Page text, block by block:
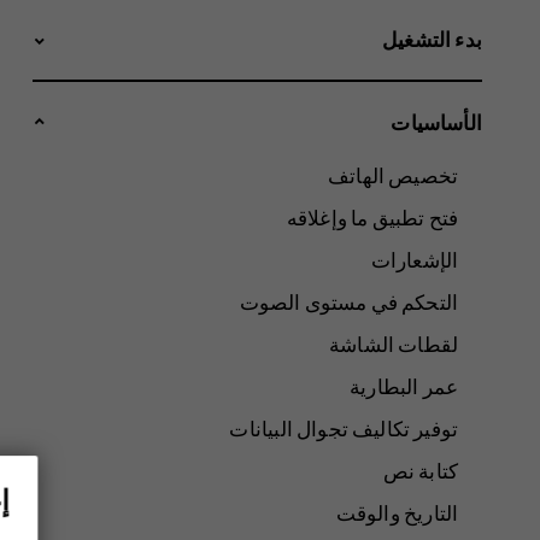
بدء التشغيل
الأساسيات
تخصيص الهاتف
فتح تطبيق ما وإغلاقه
الإشعارات
التحكم في مستوى الصوت
لقطات الشاشة
عمر البطارية
توفير تكاليف تجوال البيانات
كتابة نص
التاريخ والوقت